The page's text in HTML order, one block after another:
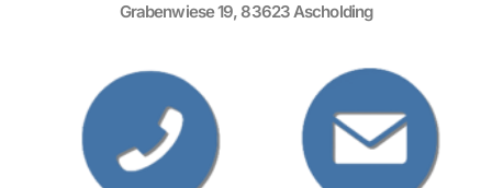
Grabenwiese 19, 83623 Ascholding